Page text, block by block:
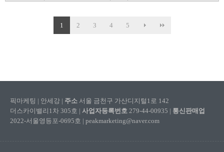
1 2 3 4 5
픽마케팅 | 안세강 | 주소 서울 금천구 가산디지털1로 142
더스카이밸리1차 305호 | 사업자등록번호 279-44-00935 | 통신판매업
2022-서울영등포-0695호 | peakmarketing@naver.com